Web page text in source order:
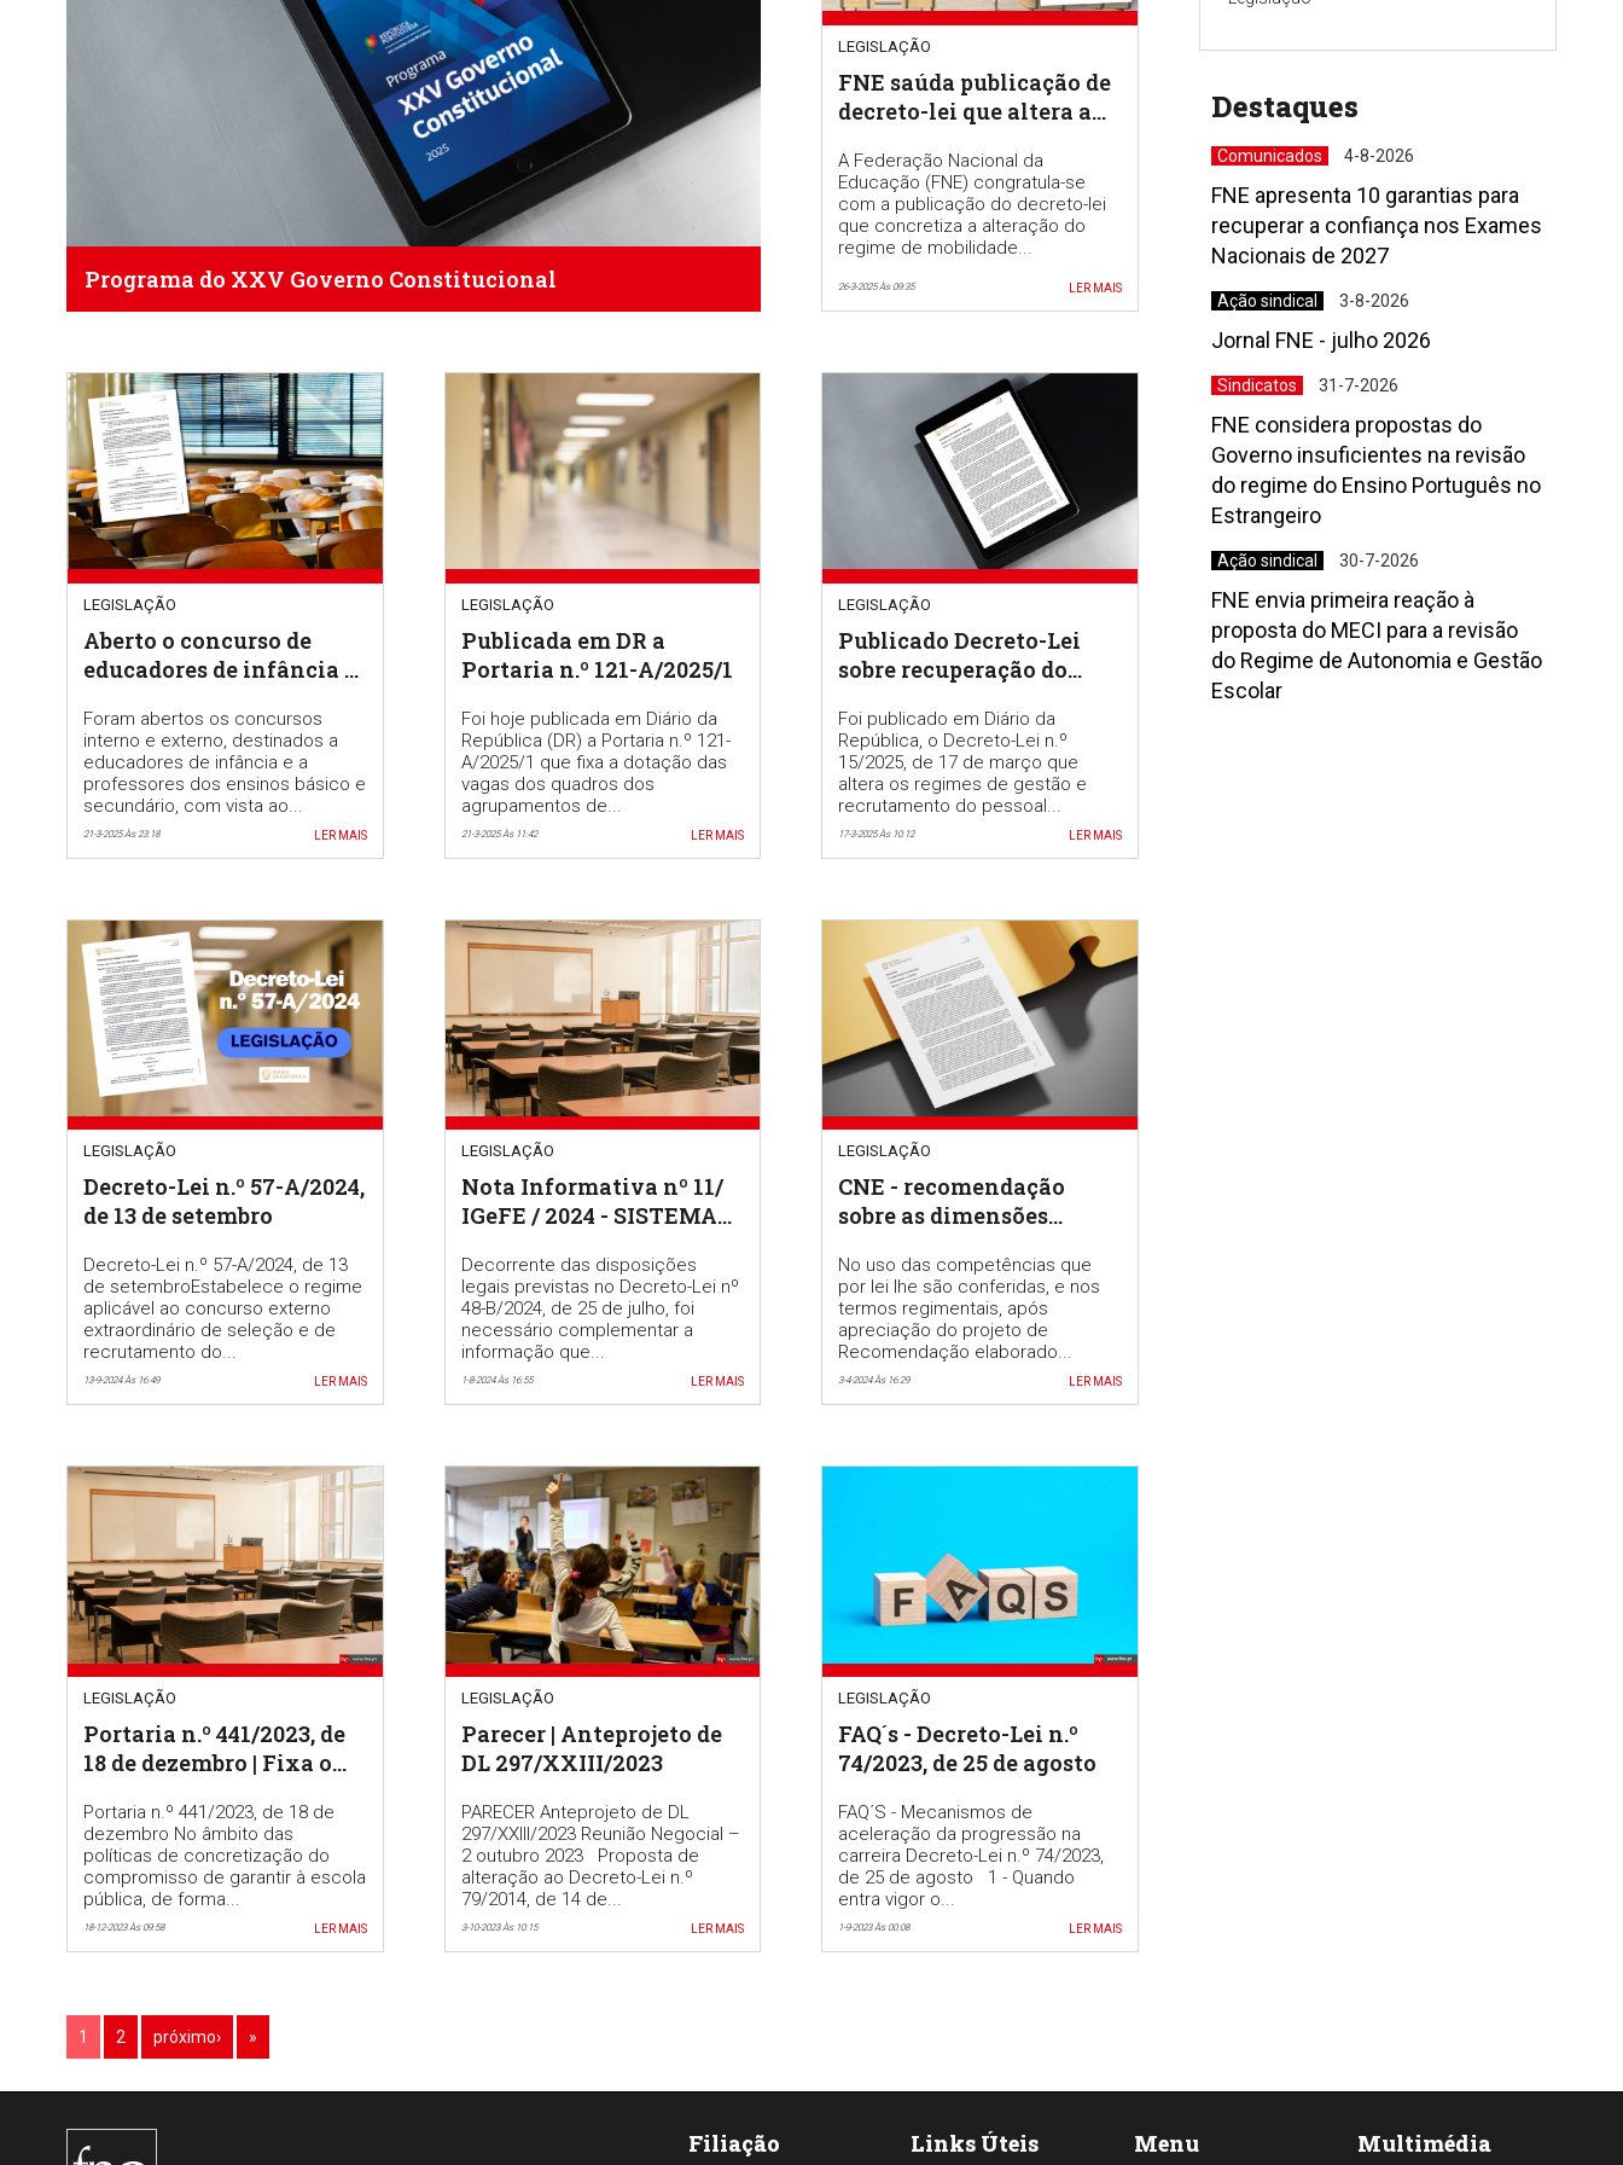
Programa do XXV Governo Constitucional
LEGISLAÇÃO
FNE saúda publicação de
decreto-lei que altera a
professores e educadores
A Federação Nacional da
Educação (FNE) congratula-se
com a publicação do decreto-lei
que concretiza a alteração do
regime de mobilidade...
26-3-2025 Às 09:35 LER MAIS
LEGISLAÇÃO
Aberto o concurso de
educadores de infância e
ensinos básico e
secundário para o ano
escolar de 2025/2026
Foram abertos os concursos
interno e externo, destinados a
educadores de infância e a
professores dos ensinos básico e
secundário, com vista ao...
21-3-2025 Às 23:18 LER MAIS
LEGISLAÇÃO
Publicada em DR a
Portaria n.º 121-A/2025/1
Foi hoje publicada em Diário da
República (DR) a Portaria n.º 121-
A/2025/1 que fixa a dotação das
vagas dos quadros dos
agrupamentos de...
21-3-2025 Às 11:42 LER MAIS
LEGISLAÇÃO
Publicado Decreto-Lei
sobre recuperação do
educadores de infância e
dos professores dos
ensinos BS e
alargamento de apoio a
todos os professores
Foi publicado em Diário da
República, o Decreto-Lei n.º
15/2025, de 17 de março que
altera os regimes de gestão e
recrutamento do pessoal...
17-3-2025 Às 10:12 LER MAIS
LEGISLAÇÃO
Decreto-Lei n.º 57-A/2024,
de 13 de setembro
Decreto-Lei n.º 57-A/2024, de 13
de setembroEstabelece o regime
aplicável ao concurso externo
extraordinário de seleção e de
recrutamento do...
13-9-2024 Às 16:49 LER MAIS
LEGISLAÇÃO
Nota Informativa nº 11/
IGeFE / 2024 - SISTEMA
PESSOAL DOCENTE
Decorrente das disposições
legais previstas no Decreto-Lei nº
48-B/2024, de 25 de julho, foi
necessário complementar a
informação que...
1-8-2024 Às 16:55 LER MAIS
LEGISLAÇÃO
CNE - recomendação
sobre as dimensões
profissão docente.
No uso das competências que
por lei lhe são conferidas, e nos
termos regimentais, após
apreciação do projeto de
Recomendação elaborado...
3-4-2024 Às 16:29 LER MAIS
LEGISLAÇÃO
Portaria n.º 441/2023, de
18 de dezembro | Fixa o
quadros de zona
pedagógica, por grupo de
recrutamento
Portaria n.º 441/2023, de 18 de
dezembro No âmbito das
políticas de concretização do
compromisso de garantir à escola
pública, de forma...
18-12-2023 Às 09:58 LER MAIS
LEGISLAÇÃO
Parecer | Anteprojeto de
DL 297/XXIII/2023
PARECER Anteprojeto de DL
297/XXIII/2023 Reunião Negocial –
2 outubro 2023 Proposta de
alteração ao Decreto-Lei n.º
79/2014, de 14 de...
3-10-2023 Às 10:15 LER MAIS
LEGISLAÇÃO
FAQ´s - Decreto-Lei n.º
74/2023, de 25 de agosto
FAQ´S - Mecanismos de
aceleração da progressão na
carreira Decreto-Lei n.º 74/2023,
de 25 de agosto 1 - Quando
entra vigor o...
1-9-2023 Às 00:08 LER MAIS
1 2 próximo› »
Destaques
Comunicados 4-8-2026
FNE apresenta 10 garantias para
recuperar a confiança nos Exames
Nacionais de 2027
Ação sindical 3-8-2026
Jornal FNE - julho 2026
Sindicatos 31-7-2026
FNE considera propostas do
Governo insuficientes na revisão
do regime do Ensino Português no
Estrangeiro
Ação sindical 30-7-2026
FNE envia primeira reação à
proposta do MECI para a revisão
do Regime de Autonomia e Gestão
Escolar
Filiação Links Úteis Menu Multimédia